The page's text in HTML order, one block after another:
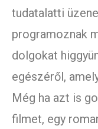
tudatalatti
programoznak
dolgokat
egészéről,
Még ha azt is
filmet, egy